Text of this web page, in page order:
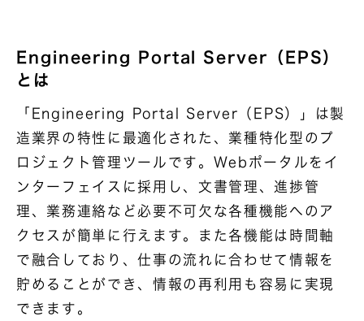
Engineering Portal Server（EPS）
とは
「Engineering Portal Server（EPS）」は製
造業界の特性に最適化された、業種特化型のプ
ロジェクト管理ツールです。Webポータルをイ
ンターフェイスに採用し、文書管理、進捗管
理、業務連絡など必要不可欠な各種機能へのア
クセスが簡単に行えます。また各機能は時間軸
で融合しており、仕事の流れに合わせて情報を
貯めることができ、情報の再利用も容易に実現
できます。